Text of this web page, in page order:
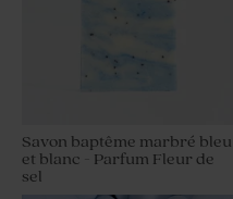
Savon baptême marbré bleu
et blanc - Parfum Fleur de
sel